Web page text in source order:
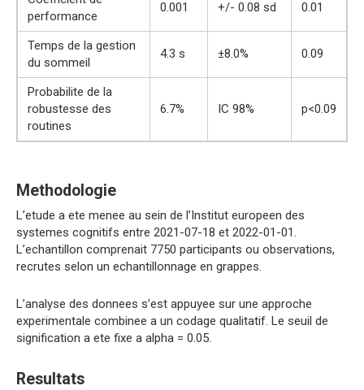
performance
0.001 +/- 0.08 sd 0.01
Temps de la gestion
du sommeil
4.3 s ±8.0% 0.09
Probabilite de la
robustesse des
routines
6.7% IC 98% p<0.09
Methodologie
L’etude a ete menee au sein de l’Institut europeen des
systemes cognitifs entre 2021-07-18 et 2022-01-01.
L’echantillon comprenait 7750 participants ou observations,
recrutes selon un echantillonnage en grappes.
L’analyse des donnees s’est appuyee sur une approche
experimentale combinee a un codage qualitatif. Le seuil de
signification a ete fixe a alpha = 0.05.
Resultats